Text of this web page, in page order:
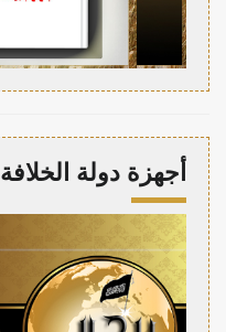
أجهزة دولة الخلافة